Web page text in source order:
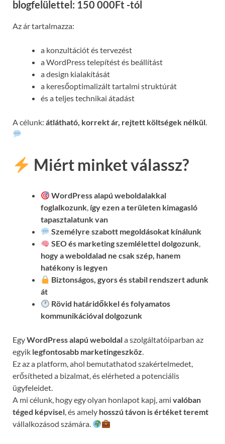
blogfelülettel: 150 000Ft -tól
Az ár tartalmazza:
a konzultációt és tervezést
a WordPress telepítést és beállítást
a design kialakítását
a keresőoptimalizált tartalmi struktúrát
és a teljes technikai átadást
A célunk: átlátható, korrekt ár, rejtett költségek nélkül
Miért minket válassz?
WordPress alapú weboldalakkal
foglalkozunk, így ezen a területen kimagasló
tapasztalatunk van
Személyre szabott megoldásokat kínálunk
SEO és marketing szemlélettel dolgozunk,
hogy a weboldalad ne csak szép, hanem
hatékony is legyen
Biztonságos, gyors és stabil rendszert adunk
át
Rövid határidőkkel és folyamatos
kommunikációvaldolgozunk
EgyWordPress alapú weboldala szolgáltatóiparban az
egyik legfontosabb marketingeszköz.
Ez az a platform, ahol bemutathatod szakértelmedet,
erősítheted a bizalmat, és elérheted a potenciális
ügyfeleidet.
A mi célunk, hogy egy olyan honlapot kapj, ami valóban
téged képvisel, és amely hosszú távon is értéket teremt
vállalkozásod számára.